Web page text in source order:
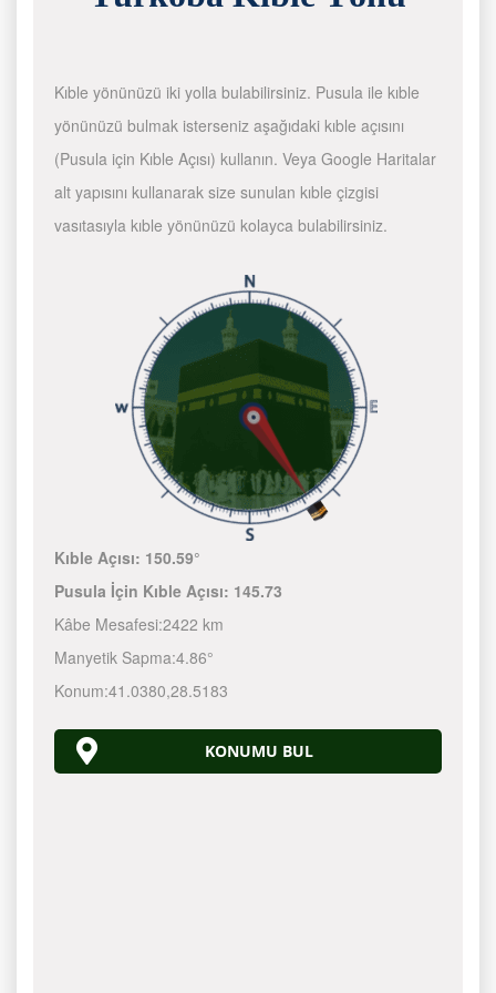
Kıble yönünüzü iki yolla bulabilirsiniz. Pusula ile kıble
yönünüzü bulmak isterseniz aşağıdaki kıble açısını
(Pusula için Kıble Açısı) kullanın. Veya Google Haritalar
alt yapısını kullanarak size sunulan kıble çizgisi
vasıtasıyla kıble yönünüzü kolayca bulabilirsiniz.
Kıble Açısı: 150.59°
Pusula İçin Kıble Açısı: 145.73
Kâbe Mesafesi:2422 km
Manyetik Sapma:4.86°
Konum:41.0380,28.5183
KONUMU BUL